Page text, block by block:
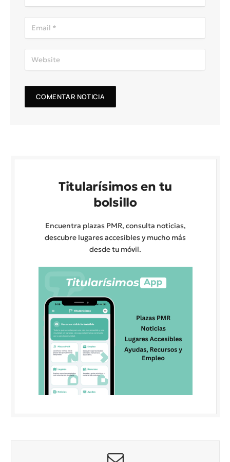
Titularísimos en tu
bolsillo
Encuentra plazas PMR, consulta noticias,
descubre lugares accesibles y mucho más
desde tu móvil.